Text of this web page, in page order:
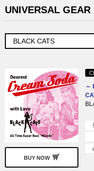
UNIVERSAL GEAR
BUY NOW
～